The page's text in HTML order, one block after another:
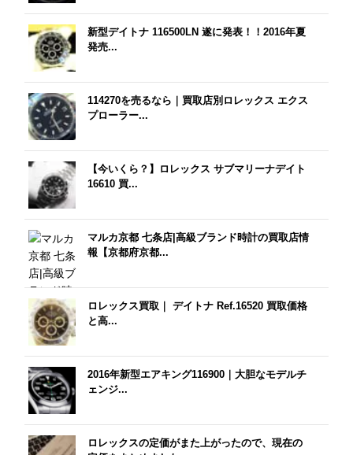
新型デイトナ 116500LN 遂に発表！！2016年夏
発売...
114270を売るなら｜買取店別ロレックス エクス
プローラー...
【今いくら？】ロレックス サブマリーナデイト
16610 買...
マルカ京都 七条店|高級ブランド時計の買取店情
報【京都府京都...
ロレックス買取｜ デイトナ Ref.16520 買取価格
と高...
2016年新型エアキング116900｜大胆なモデルチ
ェンジ...
ロレックスの定価がまた上がったので、現在の